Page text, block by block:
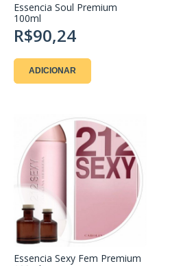
Essencia Soul Premium
100ml
R$90,24
ADICIONAR
Essencia Sexy Fem Premium